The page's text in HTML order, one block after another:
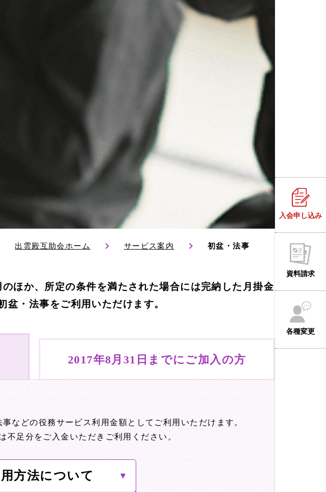
出雲殿互助会ホーム サービス案内 初盆・法事
ほか、所定の条件を満たされた場合には完納した月掛金
盆・法事をご利用いただけます。
2017年8月31日 までにご加入の方
などの役務サービス利用金額としてご利用いただけます。
不足分をご入金いただきご利用ください。
方法について
入会申し込み
資料請求
各種変更